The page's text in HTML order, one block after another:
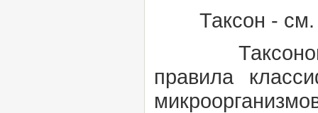
Таксон -
правила